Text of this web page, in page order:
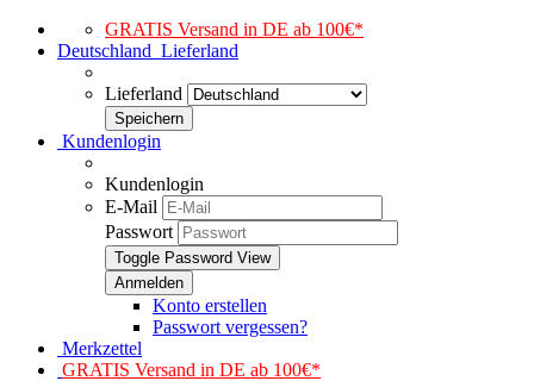
GRATIS Versand in DE ab 100€*
Deutschland Lieferland
Lieferland
Kundenlogin
Kundenlogin
E-Mail
Passwort
Toggle Password View
Konto erstellen
Passwort vergessen?
Merkzettel
GRATIS Versand in DE ab 100€*